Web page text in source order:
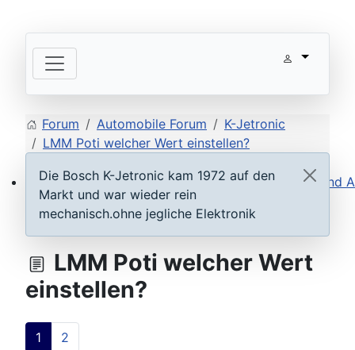
Steuergeräte D-Jetronic & KE-Jetronic: Prüfen und
Forum Automobile Forum
K-Jetronic
LMM Poti welcher Wert einstellen?
Die Bosch K-Jetronic kam 1972 auf den
Markt und war wieder rein
mechanisch.ohne jegliche Elektronik
LMM Poti welcher Wert
einstellen?
1 2